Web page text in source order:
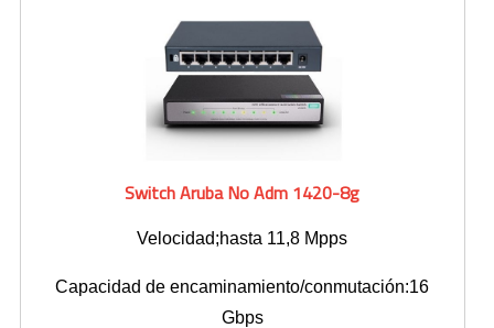
Switch Aruba No Adm 1420-8g
Velocidad;hasta 11,8 Mpps
Capacidad de encaminamiento/conmutación:16
Gbps